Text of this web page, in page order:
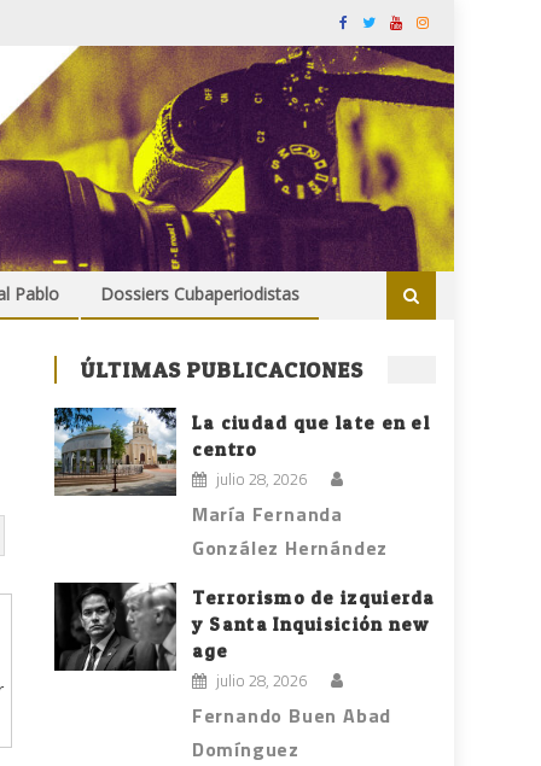
Pablo Dossiers Cubaperiodistas
ÚLTIMAS PUBLICACIONES
La ciudad que late en el
centro
julio 28, 2026
María Fernanda
González Hernández
Terrorismo de izquierda
y Santa Inquisición new
age
julio 28, 2026
Fernando Buen Abad
Domínguez